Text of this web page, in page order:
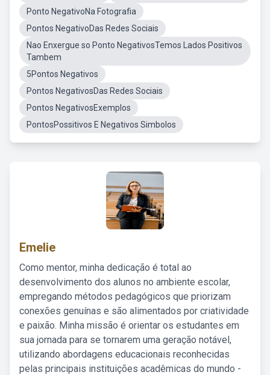
Ponto NegativoNa Fotografia
Pontos NegativoDas Redes Sociais
Nao Enxergue so Ponto NegativosTemos Lados Positivos
Tambem
5Pontos Negativos
Pontos NegativosDas Redes Sociais
Pontos NegativosExemplos
PontosPossitivos E Negativos Simbolos
Emelie
Como mentor, minha dedicação é total ao
desenvolvimento dos alunos no ambiente escolar,
empregando métodos pedagógicos que priorizam
conexões genuínas e são alimentados por criatividade
e paixão. Minha missão é orientar os estudantes em
sua jornada para se tornarem uma geração notável,
utilizando abordagens educacionais reconhecidas
pelas principais instituições acadêmicas do mundo -